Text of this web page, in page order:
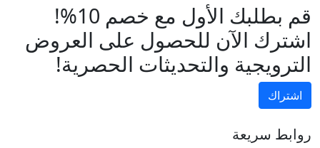
قم بطلبك الأول مع خصم 10%!
اشترك الآن للحصول على العروض
الترويجية والتحديثات الحصرية!
اشتراك
روابط سريعة